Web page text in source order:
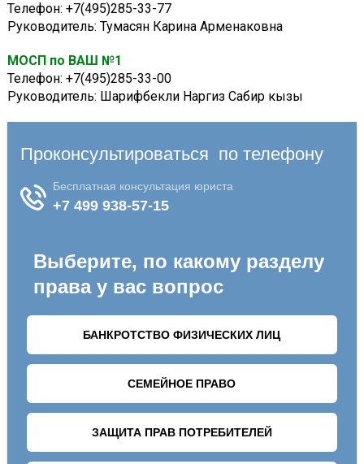
Телефон: +7(495)285-33-77
Руководитель: Тумасян Карина Арменаковна
МОСП по ВАШ №1
Телефон: +7(495)285-33-00
Руководитель: Шарифбекли Наргиз Сабир кызы